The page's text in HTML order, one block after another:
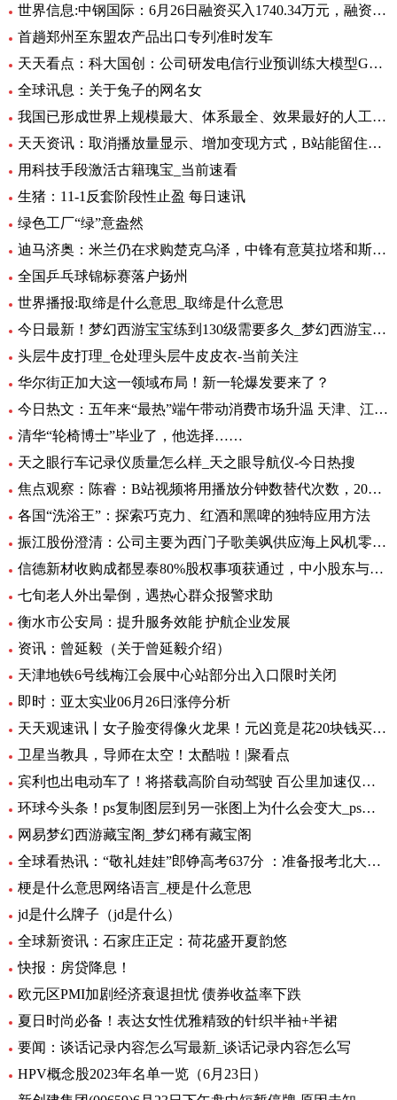
世界信息:中钢国际：6月26日融资买入1740.34万元，融资融券余额2.76亿元
首趟郑州至东盟农产品出口专列准时发车
天天看点：科大国创：公司研发电信行业预训练大模型GC-TeleGPT 现已在电信智能客服等领域实现落地应用
全球讯息：关于兔子的网名女
我国已形成世界上规模最大、体系最全、效果最好的人工影响天气作业力量
天天资讯：取消播放量显示、增加变现方式，B站能留住UP主吗？
用科技手段激活古籍瑰宝_当前速看
生猪：11-1反套阶段性止盈 每日速讯
绿色工厂“绿”意盎然
迪马济奥：米兰仍在求购楚克乌泽，中锋有意莫拉塔和斯卡马卡-全球新资讯
全国乒乓球锦标赛落户扬州
世界播报:取缔是什么意思_取缔是什么意思
今日最新！梦幻西游宝宝练到130级需要多久_梦幻西游宝宝练级地点
头层牛皮打理_仓处理头层牛皮皮衣-当前关注
华尔街正加大这一领域布局！新一轮爆发要来了？
今日热文：五年来“最热”端午带动消费市场升温 天津、江苏、重庆等5省销售额超过2019年
清华“轮椅博士”毕业了，他选择……
天之眼行车记录仪质量怎么样_天之眼导航仪-今日热搜
焦点观察：陈睿：B站视频将用播放分钟数替代次数，2022 年 UP 主总收入同比增加 28%
各国“洗浴王”：探索巧克力、红酒和黑啤的独特应用方法
振江股份澄清：公司主要为西门子歌美飒供应海上风机零部件-环球精选
信德新材收购成都昱泰80%股权事项获通过，中小股东与大股东存分歧
七旬老人外出晕倒，遇热心群众报警求助
衡水市公安局：提升服务效能 护航企业发展
资讯：曾延毅（关于曾延毅介绍）
天津地铁6号线梅江会展中心站部分出入口限时关闭
即时：亚太实业06月26日涨停分析
天天观速讯丨女子脸变得像火龙果！元凶竟是花20块钱买的……
卫星当教具，导师在太空！太酷啦！|聚看点
宾利也出电动车了！将搭载高阶自动驾驶 百公里加速仅需1.5秒 全球要闻
环球今头条！ps复制图层到另一张图上为什么会变大_ps复制图层到另一张图
网易梦幻西游藏宝阁_梦幻稀有藏宝阁
全球看热讯：“敬礼娃娃”郎铮高考637分 ：准备报考北大，未来做公务员为人民服务
梗是什么意思网络语言_梗是什么意思
jd是什么牌子（jd是什么）
全球新资讯：石家庄正定：荷花盛开夏韵悠
快报：房贷降息！
欧元区PMI加剧经济衰退担忧 债券收益率下跌
夏日时尚必备！表达女性优雅精致的针织半袖+半裙
要闻：谈话记录内容怎么写最新_谈话记录内容怎么写
HPV概念股2023年名单一览（6月23日）